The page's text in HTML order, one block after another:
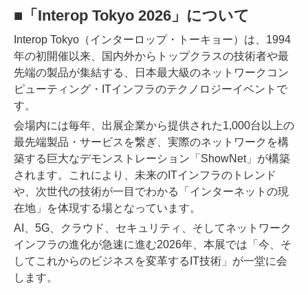
■「Interop Tokyo 2026」について
Interop Tokyo（インターロップ・トーキョー）は、1994
年の初開催以来、国内外からトップクラスの技術者や最
先端の製品が集結する、日本最大級のネットワークコン
ピューティング・ITインフラのテクノロジーイベントで
す。
会場内には毎年、出展企業から提供された1,000台以上の
最先端製品・サービスを繋ぎ、実際のネットワークを構
築する巨大なデモンストレーション「ShowNet」が構築
されます。これにより、未来のITインフラのトレンド
や、次世代の技術が一目でわかる「インターネットの現
在地」を体現する場となっています。
AI、5G、クラウド、セキュリティ、そしてネットワーク
インフラの進化が急速に進む2026年、本展では「今、そ
してこれからのビジネスを変革するIT技術」が一堂に会
します。